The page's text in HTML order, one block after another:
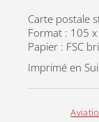
Carte postale
Format : 105
Papier : FSC
Imprimé en